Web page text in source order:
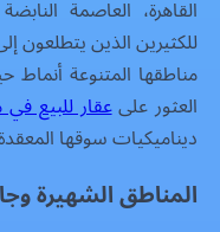
القاهرة، العاصمة
للكثيرين الذين يتطلعون
مناطقها المتنوعة أنماط
العثور علىعقار للبيع
ديناميكيات سوقها
المناطق الشهيرة